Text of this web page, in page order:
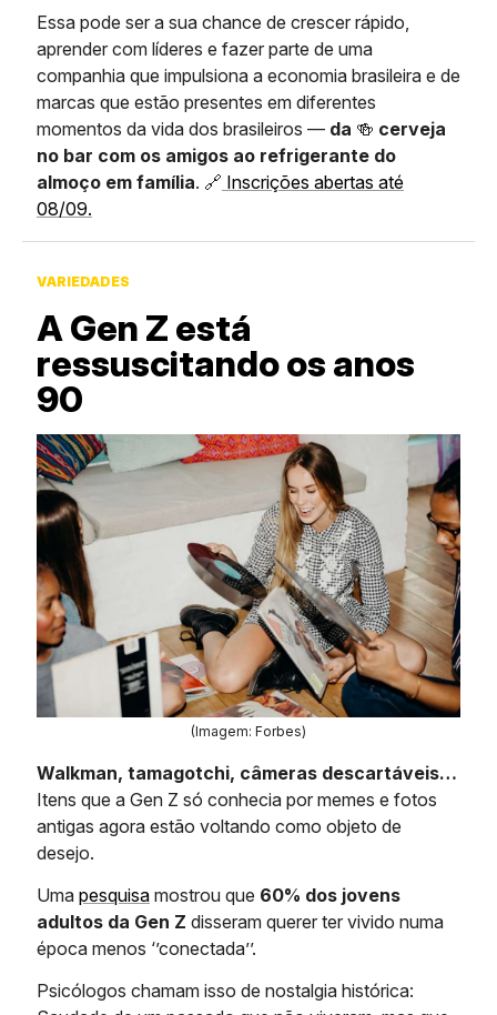
Essa pode ser a sua chance de crescer rápido,
aprender com líderes e fazer parte de uma
companhia que impulsiona a economia brasileira e de
marcas que estão presentes em diferentes
momentos da vida dos brasileiros — da 🍻 cerveja
no bar com os amigos ao refrigerante do
almoço em família. 🔗 Inscrições abertas até
08/09.
VARIEDADES
A Gen Z está
ressuscitando os anos
90
(Imagem: Forbes)
Walkman, tamagotchi, câmeras descartáveis…
Itens que a Gen Z só conhecia por memes e fotos
antigas agora estão voltando como objeto de
desejo.
Uma pesquisa mostrou que 60% dos jovens
adultos da Gen Z disseram querer ter vivido numa
época menos ‘’conectada’’.
Psicólogos chamam isso de nostalgia histórica: